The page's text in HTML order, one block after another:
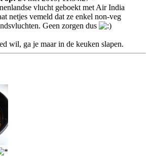
vlucht geboekt met Air India
netjes vemeld dat ze enkel non-veg
Geen zorgen dus
wil, ga je maar in de keuken slapen.